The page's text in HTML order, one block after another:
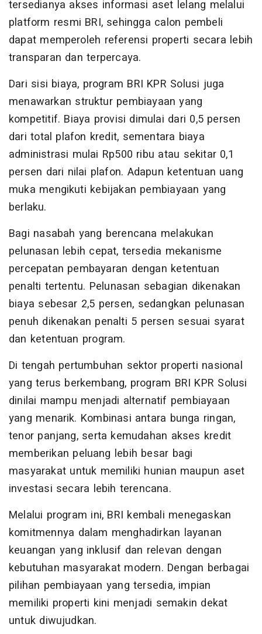
tersedianya akses informasi aset lelang melalui
platform resmi BRI, sehingga calon pembeli
dapat memperoleh referensi properti secara lebih
transparan dan terpercaya.
Dari sisi biaya, program BRI KPR Solusi juga
menawarkan struktur pembiayaan yang
kompetitif. Biaya provisi dimulai dari 0,5 persen
dari total plafon kredit, sementara biaya
administrasi mulai Rp500 ribu atau sekitar 0,1
persen dari nilai plafon. Adapun ketentuan uang
muka mengikuti kebijakan pembiayaan yang
berlaku.
Bagi nasabah yang berencana melakukan
pelunasan lebih cepat, tersedia mekanisme
percepatan pembayaran dengan ketentuan
penalti tertentu. Pelunasan sebagian dikenakan
biaya sebesar 2,5 persen, sedangkan pelunasan
penuh dikenakan penalti 5 persen sesuai syarat
dan ketentuan program.
Di tengah pertumbuhan sektor properti nasional
yang terus berkembang, program BRI KPR Solusi
dinilai mampu menjadi alternatif pembiayaan
yang menarik. Kombinasi antara bunga ringan,
tenor panjang, serta kemudahan akses kredit
memberikan peluang lebih besar bagi
masyarakat untuk memiliki hunian maupun aset
investasi secara lebih terencana.
Melalui program ini, BRI kembali menegaskan
komitmennya dalam menghadirkan layanan
keuangan yang inklusif dan relevan dengan
kebutuhan masyarakat modern. Dengan berbagai
pilihan pembiayaan yang tersedia, impian
memiliki properti kini menjadi semakin dekat
untuk diwujudkan.